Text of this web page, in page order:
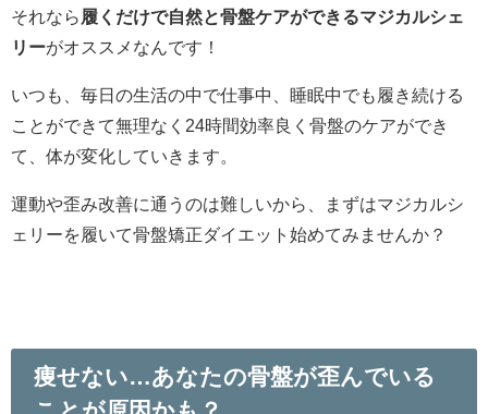
それなら 履くだけで自然と骨盤ケアができるマジカルシェ
リーがオススメなんです！
いつも、毎日の生活の中で仕事中、睡眠中でも履き続ける
ことができて無理なく24時間効率良く骨盤のケアができ
て、体が変化していきます。
運動や歪み改善に通うのは難しいから、まずはマジカルシ
ェリーを履いて骨盤矯正ダイエット始めてみませんか？
痩せない…あなたの骨盤が歪んでいる